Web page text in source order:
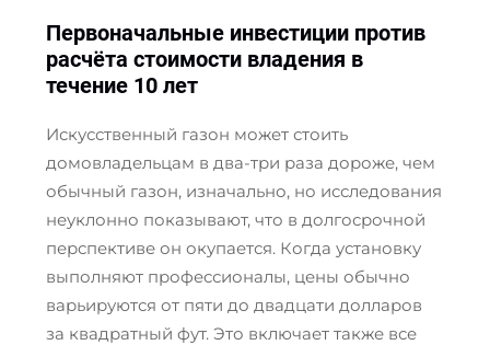
Первоначальные инвестиции против
расчёта стоимости владения в
течение 10 лет
Искусственный газон может стоить
домовладельцам в два-три раза дороже, чем
обычный газон, изначально, но исследования
неуклонно показывают, что в долгосрочной
перспективе он окупается. Когда установку
выполняют профессионалы, цены обычно
варьируются от пяти до двадцати долларов
за квадратный фут. Это включает также все